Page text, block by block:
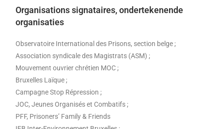
Organisations signataires, ondertekenende
organisaties
Observatoire International des Prisons, section belge ;
Association syndicale des Magistrats (ASM) ;
Mouvement ouvrier chrétien MOC ;
Bruxelles Laïque ;
Campagne Stop Répression ;
JOC, Jeunes Organisés et Combatifs ;
PFF, Prisoners’ Family & Friends